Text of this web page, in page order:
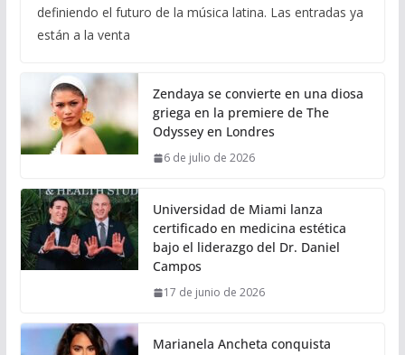
definiendo el futuro de la música latina. Las entradas ya
están a la venta
Zendaya se convierte en una diosa
griega en la premiere de The
Odyssey en Londres
6 de julio de 2026
Universidad de Miami lanza
certificado en medicina estética
bajo el liderazgo del Dr. Daniel
Campos
17 de junio de 2026
Marianela Ancheta conquista